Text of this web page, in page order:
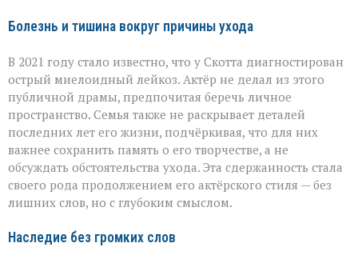
Болезнь и тишина вокруг причины ухода
В 2021 году стало известно, что у Скотта диагностирован
острый миелоидный лейкоз. Актёр не делал из этого
публичной драмы, предпочитая беречь личное
пространство. Семья также не раскрывает деталей
последних лет его жизни, подчёркивая, что для них
важнее сохранить память о его творчестве, а не
обсуждать обстоятельства ухода. Эта сдержанность стала
своего рода продолжением его актёрского стиля — без
лишних слов, но с глубоким смыслом.
Наследие без громких слов